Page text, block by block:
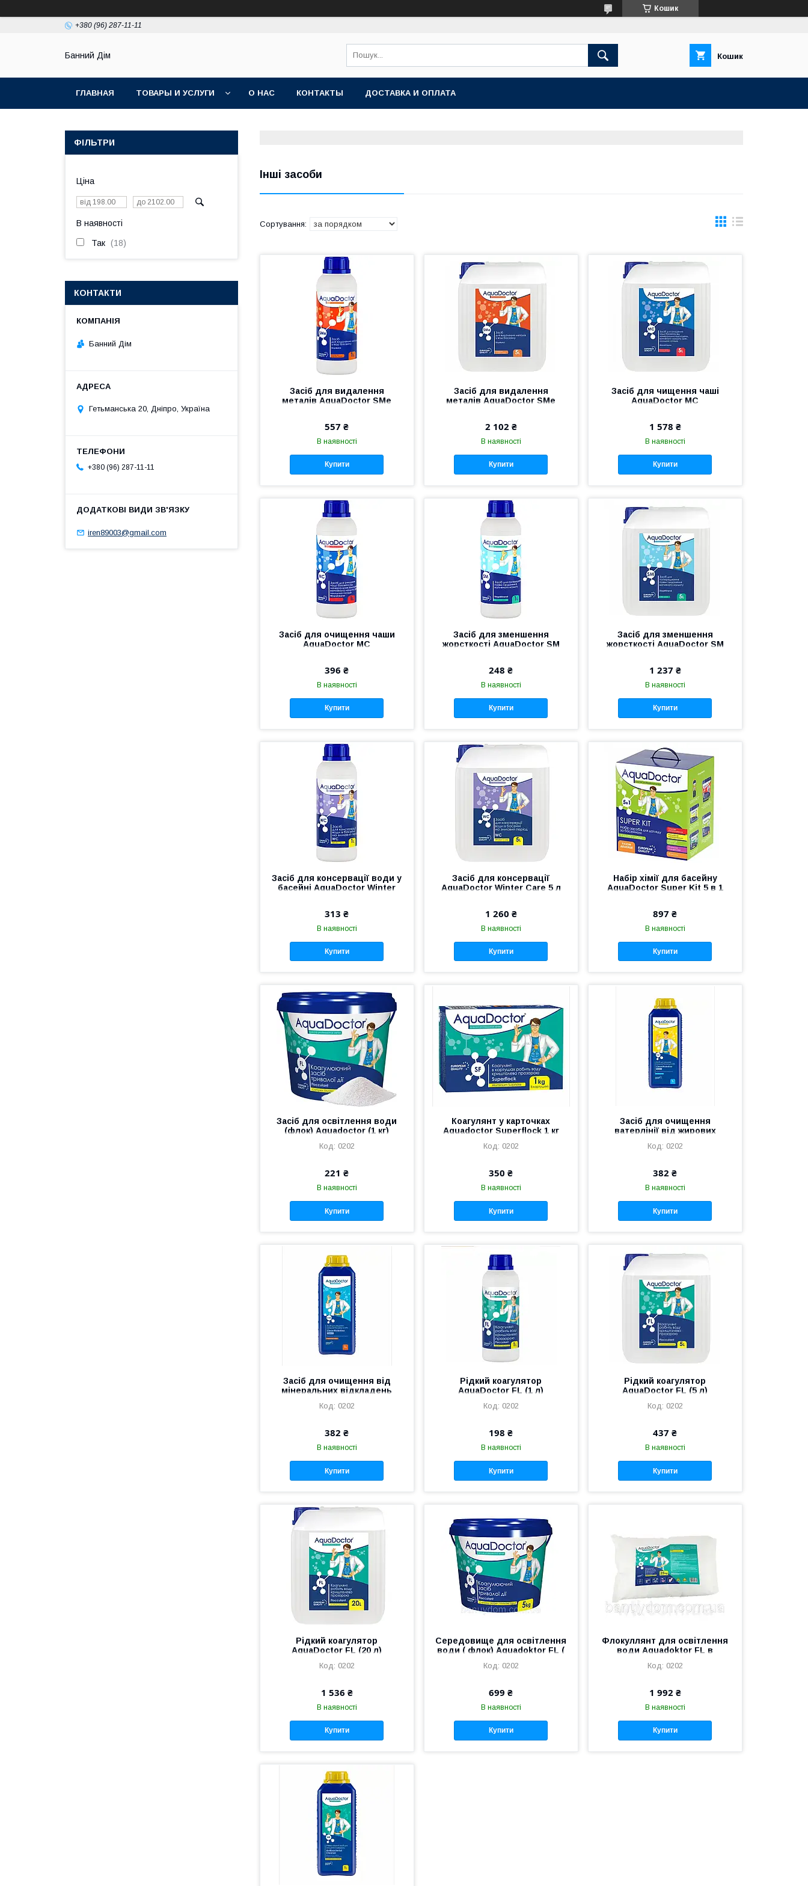
Кошик
+380 (96) 287-11-11
Банний Дім Кошик
ГЛАВНАЯ ТОВАРЫ И УСЛУГИ О НАС КОНТАКТЫ ДОСТАВКА И ОПЛАТА
Інші засоби
Засіб для видалення
металів AquaDoctor SMe
557 ₴
В наявності
Купити
Засіб для видалення
металів AquaDoctor SMe
2 102 ₴
В наявності
Купити
Засіб для чищення чаші
AquaDoctor MC
1 578 ₴
В наявності
Купити
Засіб для очищення чаши
AquaDoctor MC
396 ₴
В наявності
Купити
Засіб для зменшення
жорсткості AquaDoctor SM
248 ₴
В наявності
Купити
Засіб для зменшення
жорсткості AquaDoctor SM
1 237 ₴
В наявності
Купити
Засіб для консервації води у
басейні AquaDoctor Winter
313 ₴
В наявності
Купити
Засіб для консервації
AquaDoctor Winter Care 5 л
1 260 ₴
В наявності
Купити
Набір хімії для басейну
AquaDoctor Super Kit 5 в 1
897 ₴
В наявності
Купити
Засіб для освітлення води
(флок) Aquadoctor (1 кг)
0202
221 ₴
В наявності
Купити
Коагулянт у карточках
Aquadoctor Superflock 1 кг
0202
350 ₴
В наявності
Купити
Засіб для очищення
ватерлінії від жирових
Крок 1
0202
382 ₴
В наявності
Купити
Засіб для очищення від
мінеральних відкладень
CleanWaterline Крок 2
0202
382 ₴
В наявності
Купити
Рідкий коагулятор
AquaDoctor FL (1 л)
0202
198 ₴
В наявності
Купити
Рідкий коагулятор
AquaDoctor FL (5 л)
0202
437 ₴
В наявності
Купити
Рідкий коагулятор
AquaDoctor FL (20 л)
0202
1 536 ₴
В наявності
Купити
Середовище для освітлення
води ( флок) Aquadoktor FL (
0202
699 ₴
В наявності
Купити
Флокуллянт для освітлення
води Aquadoktor FL в
0202
1 992 ₴
В наявності
Купити
ФІЛЬТРИ
Ціна
В наявності
Так 18
КОНТАКТИ
Банний Дім
Гетьманська 20, Дніпро, Україна
+380 (96) 287-11-11
iren89003@gmail.com